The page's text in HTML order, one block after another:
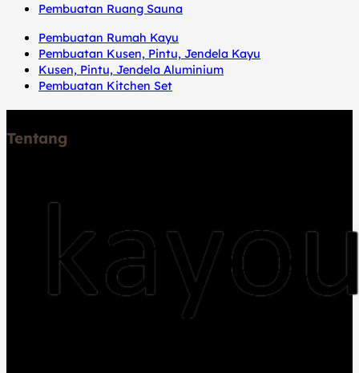
Pembuatan Ruang Sauna
Pembuatan Rumah Kayu
Pembuatan Kusen, Pintu, Jendela Kayu
Kusen, Pintu, Jendela Aluminium
Pembuatan Kitchen Set
Tentang